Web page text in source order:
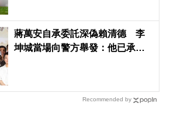
蔣萬安自承委託深偽賴清德 李
坤城當場向警方舉發：他已承認
Recommended by